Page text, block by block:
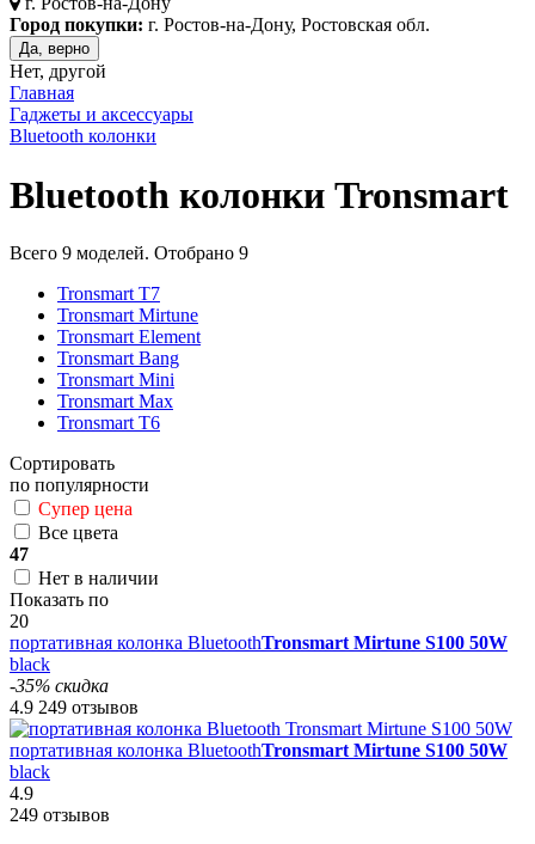
Город покупки: г. Ростов-на-Дону, Ростовская обл.
Да, верно
Нет, другой
Главная
Гаджеты и аксессуары
Bluetooth колонки
Bluetooth колонки Tronsmart
Всего 9 моделей. Отобрано 9
Tronsmart T7
Tronsmart Mirtune
Tronsmart Element
Tronsmart Bang
Tronsmart Mini
Tronsmart Max
Tronsmart T6
Сортировать
по популярности
Супер цена
Все цвета
47
Нет в наличии
Показать по
20
портативная колонка BluetoothTronsmart Mirtune S100 50W
black
-35% скидка
4.9 249 отзывов
портативная колонка BluetoothTronsmart Mirtune S100 50W
black
4.9
249 отзывов